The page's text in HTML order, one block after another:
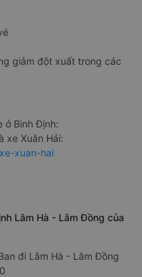
giảm đột xuất trong các
ở Bình Định:
xe Xuân Hải:
xuan-hai
Lâm Hà - Lâm Đồng của
đi Lâm Hà - Lâm Đồng